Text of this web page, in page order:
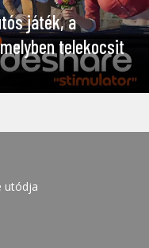
játék, a
telekocsit
utódja